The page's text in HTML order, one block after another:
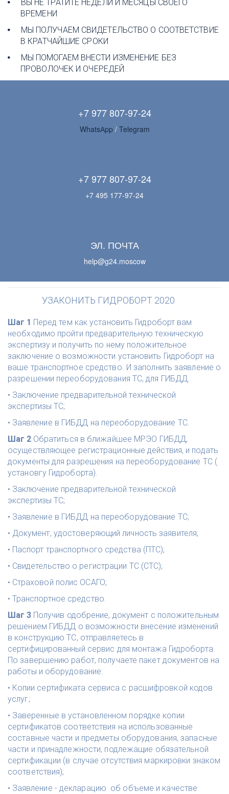
ВЫ НЕ ТРАТИТЕ НЕДЕЛИ И МЕСЯЦЫ СВОЕГО
ВРЕМЕНИ
МЫ ПОЛУЧАЕМ СВИДЕТЕЛЬСТВО О СООТВЕТСТВИЕ
В КРАТЧАЙШИЕ СРОКИ
МЫ ПОМОГАЕМ ВНЕСТИ ИЗМЕНЕНИЕ БЕЗ
ПРОВОЛОЧЕК И ОЧЕРЕДЕЙ
+7 977 807-97-24
WhatsАpp / Telegram
+7 977 807-97-24
+7 495 177-97-24
ЭЛ. ПОЧТА
help@g24.moscow
УЗАКОНИТЬ ГИДРОБОРТ 2020
Шаг 1 Перед тем как установить Гидроборт вам
необходимо пройти предварительную техническую
экспертизу и получить по нему положительное
заключение о возможности установить Гидроборт на
ваше транспортное средство. И заполнить заявление о
разрешении переоборудования ТС, для ГИБДД.
• Заключение предварительной технической
экспертизы ТС;
• Заявление в ГИБДД на переоборудование ТС.
Шаг 2 Обратиться в ближайшее МРЭО ГИБДД,
осуществляющее регистрационные действия, и подать
документы для разрешения на переоборудование ТС (
установгу Гидроборта).
• Заключение предварительной технической
экспертизы ТС;
• Заявление в ГИБДД на переоборудование ТС;
• Документ, удостоверяющий личность заявителя;
• Паспорт транспортного средства (ПТС);
• Свидетельство о регистрации ТС (СТС);
• Страховой полис ОСАГО;
• Транспортное средство.
Шаг 3 Получив одобрение, документ с положительным
решением ГИБДД о возможности внесение изменений
в конструкцию ТС, отправляетесь в
сертифицированный сервис для монтажа Гидроборта.
По завершению работ, получаете пакет документов на
работы и оборудование:
• Копии сертификата сервиса с расшифровкой кодов
услуг;
• Заверенные в установленном порядке копии
сертификатов соответствия на использованные
составные части и предметы оборудования, запасные
части и принадлежности, подлежащие обязательной
сертификации (в случае отсутствия маркировки знаком
соответствия);
• Заявление - декларацию  об объеме и качестве